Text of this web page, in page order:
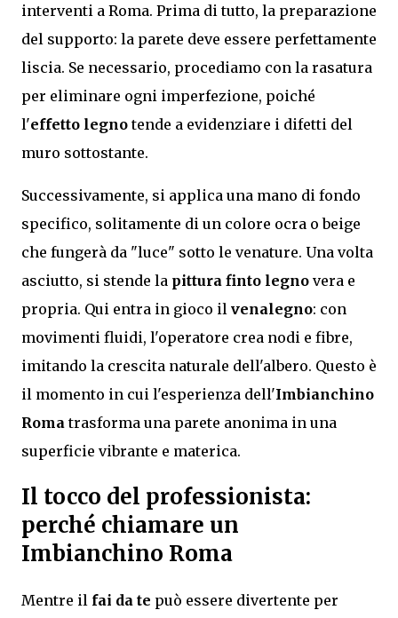
interventi a Roma. Prima di tutto, la preparazione
del supporto: la parete deve essere perfettamente
liscia. Se necessario, procediamo con la rasatura
per eliminare ogni imperfezione, poiché
l'effetto legnotende a evidenziare i difetti del
muro sottostante.
Successivamente, si applica una mano di fondo
specifico, solitamente di un colore ocra o beige
che fungerà da "luce" sotto le venature. Una volta
asciutto, si stende la pittura finto legno vera e
propria. Qui entra in gioco il venalegno: con
movimenti fluidi, l'operatore crea nodi e fibre,
imitando la crescita naturale dell'albero. Questo è
il momento in cui l'esperienza dell'Imbianchino
Roma trasforma una parete anonima in una
superficie vibrante e materica.
Il tocco del professionista:
perché chiamare un
Imbianchino Roma
Mentre il fai da te può essere divertente per